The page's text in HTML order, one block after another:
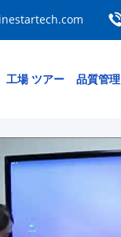
工場 ツアー 品質管理